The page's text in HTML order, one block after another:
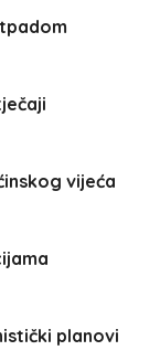
vijeća
planovi